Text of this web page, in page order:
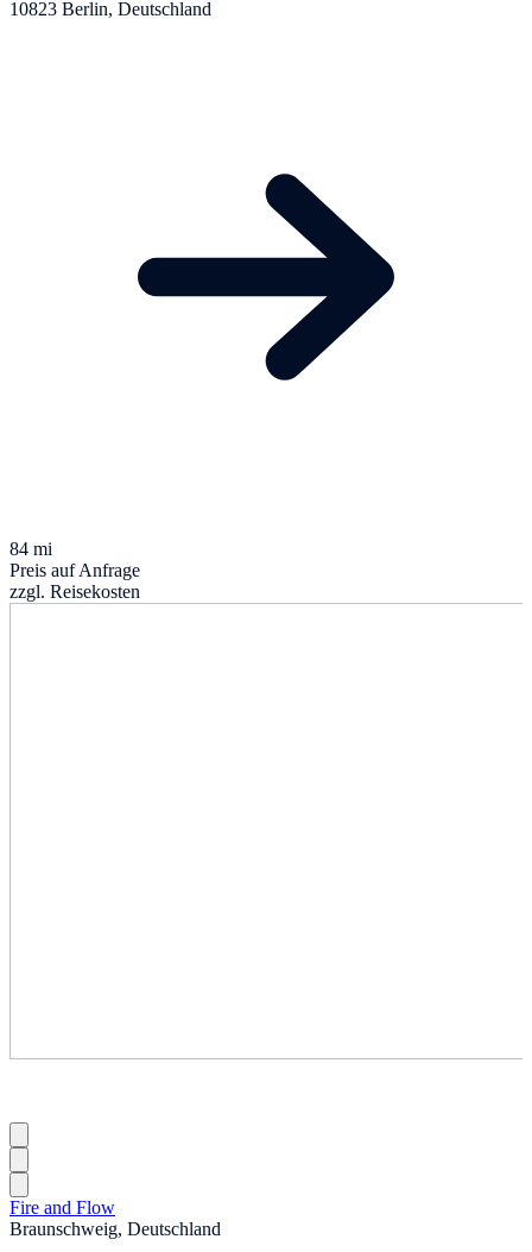
10823 Berlin, Deutschland
84 mi
Preis auf Anfrage
zzgl. Reisekosten
Fire and Flow
Braunschweig, Deutschland